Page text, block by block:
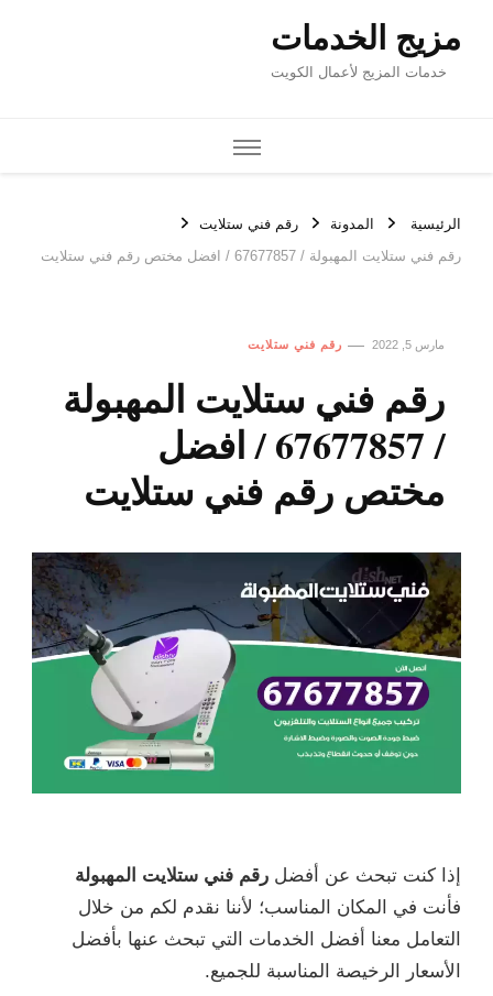
مزيج الخدمات
خدمات المزيج لأعمال الكويت
الرئيسية المدونة
رقم فني ستلايت
رقم فني ستلايت المهبولة / 67677857 / افضل مختص رقم فني ستلايت
مارس 5, 2022 رقم فني ستلايت
رقم فني ستلايت المهبولة
/ 67677857 / افضل
مختص رقم فني ستلايت
إذا كنت تبحث عن أفضل رقم فني ستلايت المهبولة
فأنت في المكان المناسب؛ لأننا نقدم لكم من خلال
التعامل معنا أفضل الخدمات التي تبحث عنها بأفضل
الأسعار الرخيصة المناسبة للجميع.